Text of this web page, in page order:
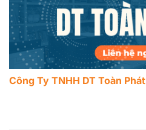
Công Ty TNHH DT Toàn Phát